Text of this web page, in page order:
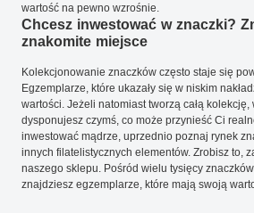
wartość na pewno wzrośnie.
Chcesz inwestować w znaczki?
znakomite miejsce
Kolekcjonowanie znaczków często staje się
Egzemplarze, które ukazały się w niskim
wartości. Jeżeli natomiast tworzą całą
dysponujesz czymś, co może przynieść Ci
inwestować mądrze, uprzednio poznaj rynek
innych filatelistycznych elementów. Zrobisz to,
naszego sklepu. Pośród wielu tysięcy
znajdziesz egzemplarze, które mają swoją